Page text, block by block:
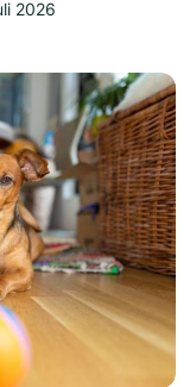
2026